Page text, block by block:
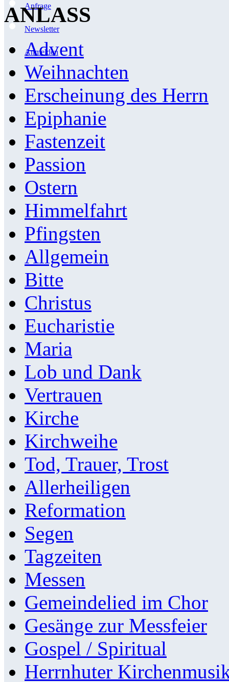
Anfrage
Newsletter
Anmelden
ANLASS
Advent
Weihnachten
Erscheinung des Herrn
Epiphanie
Fastenzeit
Passion
Ostern
Himmelfahrt
Pfingsten
Allgemein
Bitte
Christus
Eucharistie
Maria
Lob und Dank
Vertrauen
Kirche
Kirchweihe
Tod, Trauer, Trost
Allerheiligen
Reformation
Segen
Tagzeiten
Messen
Gemeindelied im Chor
Gesänge zur Messfeier
Gospel / Spiritual
Herrnhuter